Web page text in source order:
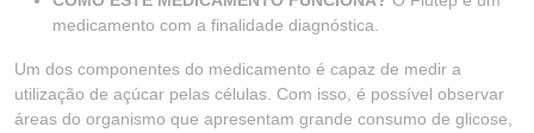
medicamento com a finalidade diagnóstica.
Um dos componentes do medicamento é capaz de medir a
utilização de açúcar pelas células. Com isso, é possível observar
áreas do organismo que apresentam grande consumo de glicose,